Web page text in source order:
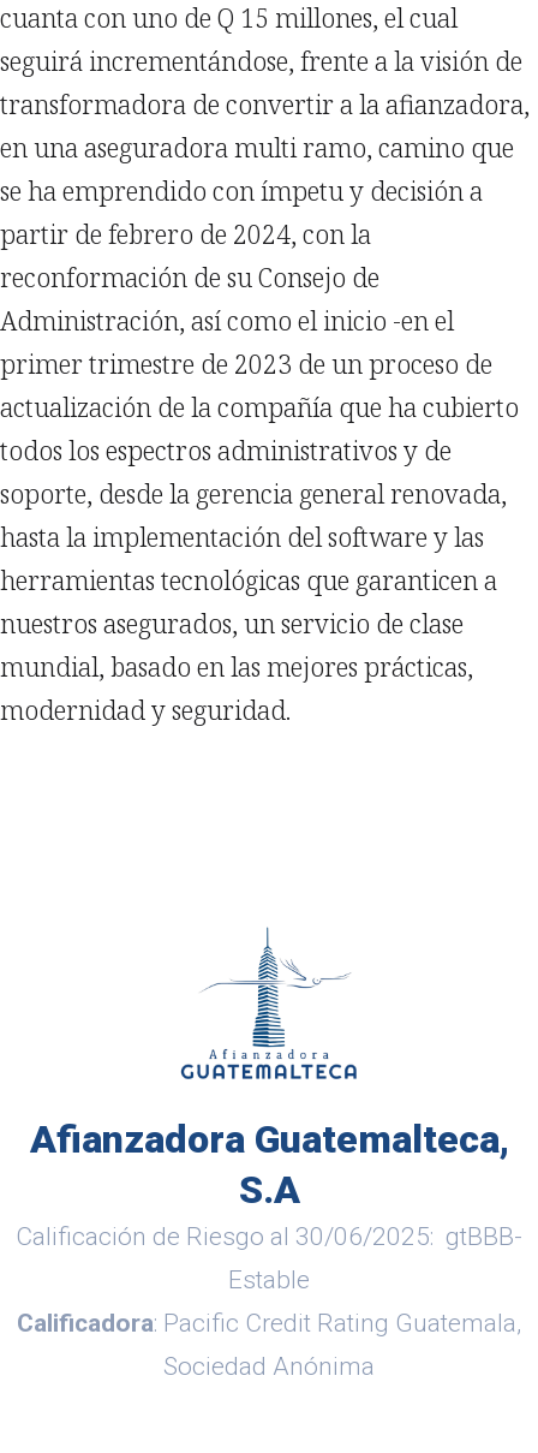
cuanta con uno de Q 15 millones, el cual
seguirá incrementándose, frente a la visión de
transformadora de convertir a la afianzadora,
en una aseguradora multi ramo, camino que
se ha emprendido con ímpetu y decisión a
partir de febrero de 2024, con la
reconformación de su Consejo de
Administración, así como el inicio -en el
primer trimestre de 2023 de un proceso de
actualización de la compañía que ha cubierto
todos los espectros administrativos y de
soporte, desde la gerencia general renovada,
hasta la implementación del software y las
herramientas tecnológicas que garanticen a
nuestros asegurados, un servicio de clase
mundial, basado en las mejores prácticas,
modernidad y seguridad.
Afianzadora Guatemalteca,
S.A
Calificación de Riesgo al 30/06/2025: gtBBB-
Estable
Calificadora: Pacific Credit Rating Guatemala,
Sociedad Anónima